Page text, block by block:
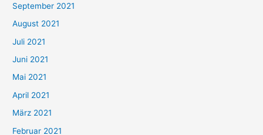
n
n
a
c
h
:
September 2021
August 2021
Juli 2021
Juni 2021
Mai 2021
April 2021
März 2021
Februar 2021